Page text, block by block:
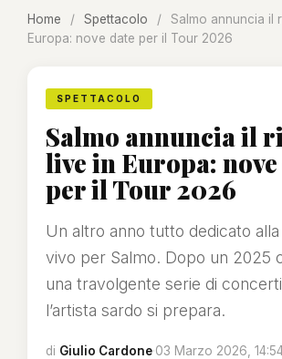
Home / Spettacolo /
Salmo annuncia il
Europa: nove date per il Tour 2026
SPETTACOLO
Salmo annuncia il
live in Europa:
per il Tour 2026
Un altro anno tutto dedicato
vivo per Salmo. Dopo un 2025
una travolgente serie di
l’artista sardo si prepara.
di Giulio Cardone·03 Marzo 2026,